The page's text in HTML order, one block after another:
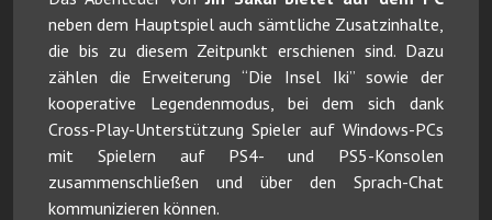
neben dem Hauptspiel auch sämtliche Zusatzinhalte,
die bis zu diesem Zeitpunkt erschienen sind. Dazu
zählen die Erweiterung “Die Insel Iki” sowie der
kooperative Legendenmodus, bei dem sich dank
Cross-Play-Unterstützung Spieler auf Windows-PCs
mit Spielern auf PS4- und PS5-Konsolen
zusammenschließen und über den Sprach-Chat
kommunizieren können.